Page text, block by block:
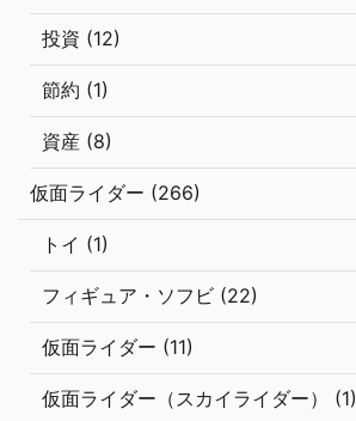
投資 (12)
節約 (1)
資産 (8)
仮面ライダー (266)
トイ (1)
フィギュア・ソフビ (22)
仮面ライダー (11)
仮面ライダー（スカイライダー） (1)